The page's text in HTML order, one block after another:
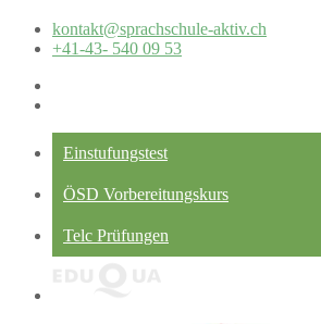
kontakt@sprachschule-aktiv.ch
+41-43- 540 09 53
Einstufungstest
ÖSD Vorbereitungskurs
Telc Prüfungen